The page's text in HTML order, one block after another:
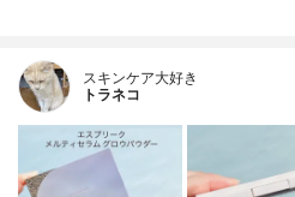
スキンケア大好き
トラネコ